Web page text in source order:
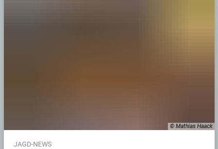
© Mathias Haack
JAGD-NEWS